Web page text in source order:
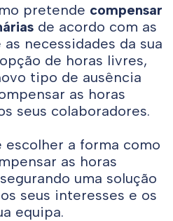
pretende compensar
de acordo com as
necessidades da sua
de horas livres,
tipo de ausência
as horas
seus colaboradores.
escolher a forma como
as horas
uma solução
seus interesses e os
equipa.